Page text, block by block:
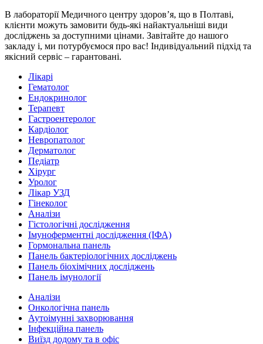
В лабораторії Медичного центру здоров’я, що в Полтаві,
клієнти можуть замовити будь-які найактуальніші види
досліджень за доступними цінами. Завітайте до нашого
закладу і, ми потурбуємося про вас! Індивідуальний підхід та
якісний сервіс – гарантовані.
Лікарі
Гематолог
Ендокринолог
Терапевт
Гастроентеролог
Кардіолог
Невропатолог
Дерматолог
Педіатр
Хірург
Уролог
Лікар УЗД
Гінеколог
Аналізи
Гістологічні дослідження
Імуноферментні дослідження (ІФА)
Гормональна панель
Панель бактеріологічних досліджень
Панель біохімічних досліджень
Панель імунології
Аналізи
Онкологічна панель
Аутоімунні захворювання
Інфекційна панель
Виїзд додому та в офіс